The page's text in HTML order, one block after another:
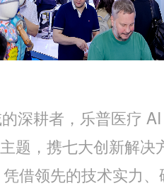
深耕者，乐普医疗
题，携七大创新解
借领先的技术实力